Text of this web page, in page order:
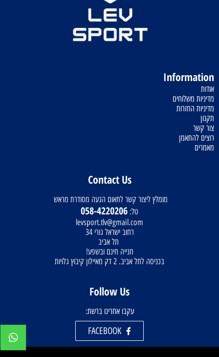
Information
אודות
מדיניות משלוחים
מדיניות החזרות
תקנון
צור קשר
רוצים להתאמן
מאמרים
Contact Us
מומלץ ליצור קשר לתאום הגעה מסודרת מראש
טל: 058-4220206
levsport.tlv@gmail.com
רחוב ישראל גורי 34
תל אביב
חנייה חינם ובשפע!
בכניסה לתל אביב. 2 דק מאיילון קיבוץ גלויות
Follow Us
עקבו אחרינו ברשת:
FACEBOOK